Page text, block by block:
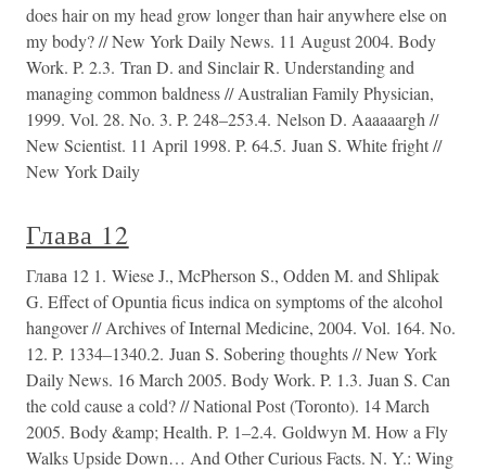
does hair on my head grow longer than hair anywhere else on
my body? // New York Daily News. 11 August 2004. Body
Work. P. 2.3. Tran D. and Sinclair R. Understanding and
managing common baldness // Australian Family Physician,
1999. Vol. 28. No. 3. P. 248–253.4. Nelson D. Aaaaaargh //
New Scientist. 11 April 1998. P. 64.5. Juan S. White fright //
New York Daily
Глава 12
Глава 12 1. Wiese J., McPherson S., Odden M. and Shlipak
G. Effect of Opuntia ficus indica on symptoms of the alcohol
hangover // Archives of Internal Medicine, 2004. Vol. 164. No.
12. P. 1334–1340.2. Juan S. Sobering thoughts // New York
Daily News. 16 March 2005. Body Work. P. 1.3. Juan S. Can
the cold cause a cold? // National Post (Toronto). 14 March
2005. Body &amp; Health. P. 1–2.4. Goldwyn M. How a Fly
Walks Upside Down… And Other Curious Facts. N. Y.: Wing